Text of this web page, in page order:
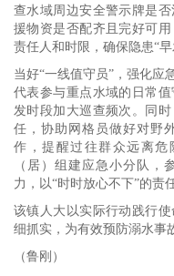
查水域周边安全警示牌是
援物资是否配齐且完好可
责任人和时限，确保隐患“早
当好“一线值守员”，强化应
代表参与重点水域的日常
发时段加大巡查频次。同
任，协助网格员做好对野
作，提醒过往群众远离
（居）组建应急小分队，
力，以“时时放心不下”的责
该镇人大以实际行动践行
细抓实，为有效预防溺水事
（鲁刚）